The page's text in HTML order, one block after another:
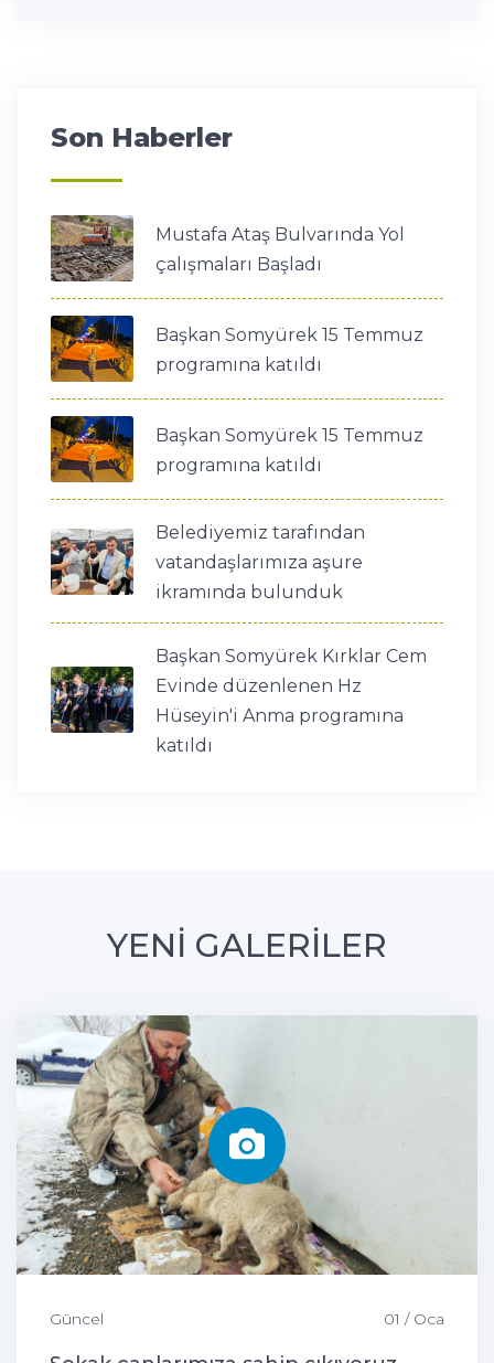
Son Haberler
Mustafa Ataş Bulvarında Yol
çalışmaları Başladı
Başkan Somyürek 15 Temmuz
programına katıldı
Başkan Somyürek 15 Temmuz
programına katıldı
Belediyemiz tarafından
vatandaşlarımıza aşure
ikramında bulunduk
Başkan Somyürek Kırklar Cem
Evinde düzenlenen Hz
Hüseyin'i Anma programına
katıldı
YENİ GALERİLER
Güncel 01 / Oca